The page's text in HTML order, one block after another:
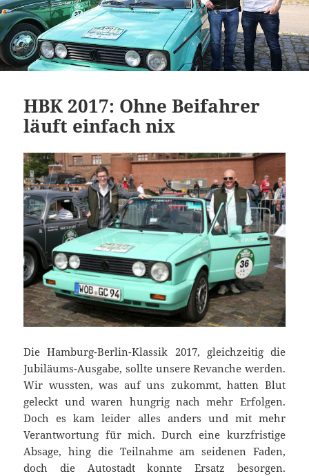
HBK 2017: Ohne Beifahrer
läuft einfach nix
Die Hamburg-Berlin-Klassik 2017, gleichzeitig die
Jubiläums-Ausgabe, sollte unsere Revanche werden.
Wir wussten, was auf uns zukommt, hatten Blut
geleckt und waren hungrig nach mehr Erfolgen.
Doch es kam leider alles anders und mit mehr
Verantwortung für mich. Durch eine kurzfristige
Absage, hing die Teilnahme am seidenen Faden,
doch die Autostadt konnte Ersatz besorgen.